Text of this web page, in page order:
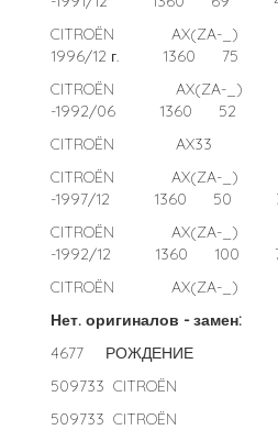
CITROËN AX(ZA-_)
1996/12 г. 1360 75
CITROËN AX(ZA-_)
-1992/06 1360 52
CITROËN AX33
CITROËN AX(ZA-_)
-1997/12 1360 50
CITROËN AX(ZA-_)
-1992/12 1360 100
CITROËN AX(ZA-_)
Нет. оригиналов - замен:
4677 РОЖДЕНИЕ
509733 CITROËN
509733 CITROËN